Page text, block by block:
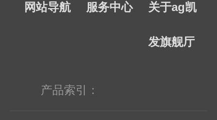
网站导航 服务中心 关于ag凯
发旗舰厅
产品索引：